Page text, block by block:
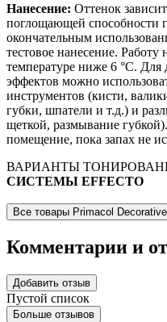
Нанесение: Оттенок
поглощающей способности
окончательным
тестовое нанесение. Работу
температуре ниже 6 °С. Для
эффектов можно
инструментов (кисти,
губки, шпатели и т.д.) и
щеткой, размывание
помещение, пока запах не
ВАРИАНТЫ
СИСТЕМЫ EFFECTO
Все товары Primacol Decorative
Комментарии и
Добавить отзыв
Пустой список
Больше отзывов